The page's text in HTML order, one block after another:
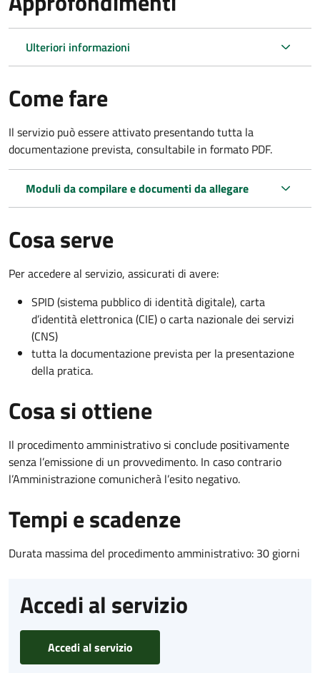
Ulteriori informazioni
Come fare
Il servizio può essere attivato presentando tutta la
documentazione prevista, consultabile in formato PDF.
Moduli da compilare e documenti da allegare
Cosa serve
Per accedere al servizio, assicurati di avere:
SPID (sistema pubblico di identità digitale), carta
d’identità elettronica (CIE) o carta nazionale dei servizi
(CNS)
tutta la documentazione prevista per la presentazione
della pratica.
Cosa si ottiene
Il procedimento amministrativo si conclude positivamente
senza l’emissione di un provvedimento. In caso contrario
l’Amministrazione comunicherà l’esito negativo.
Tempi e scadenze
Durata massima del procedimento amministrativo: 30 giorni
Accedi al servizio
Accedi al servizio